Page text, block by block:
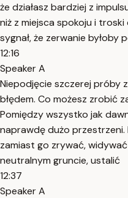
że działasz bardziej z
niż z miejsca spokoju i
sygnał, że zerwanie byłoby
12:16
Speaker A
Niepodjęcie szczerej próby
błędem. Co możesz zrobić
Pomiędzy wszystko jak
naprawdę dużo
zamiast go zrywać,
neutralnym gruncie, ustalić
12:37
Speaker A